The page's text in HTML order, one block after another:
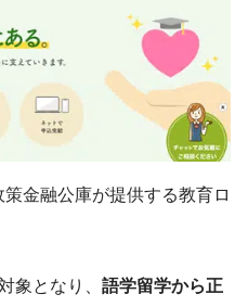
策金融公庫が提供する教育ロ
象となり、 語学留学から正